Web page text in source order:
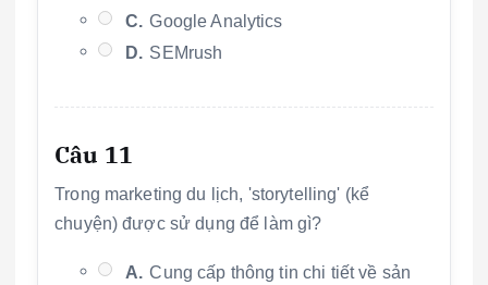
C. Google Analytics
D. SEMrush
Câu 11
Trong marketing du lịch, 'storytelling' (kể
chuyện) được sử dụng để làm gì?
A. Cung cấp thông tin chi tiết về sản